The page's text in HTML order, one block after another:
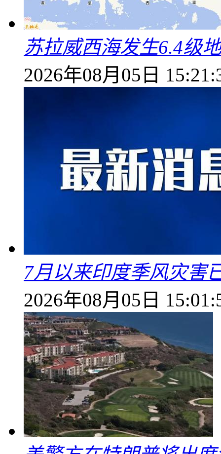
苏拉威西海发生6.4级
2026年08月05日
7月以来印度季风灾害
2026年08月05日